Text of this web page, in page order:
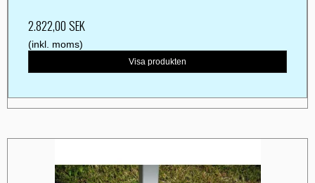
2.822,00 SEK
(inkl. moms)
Visa produkten